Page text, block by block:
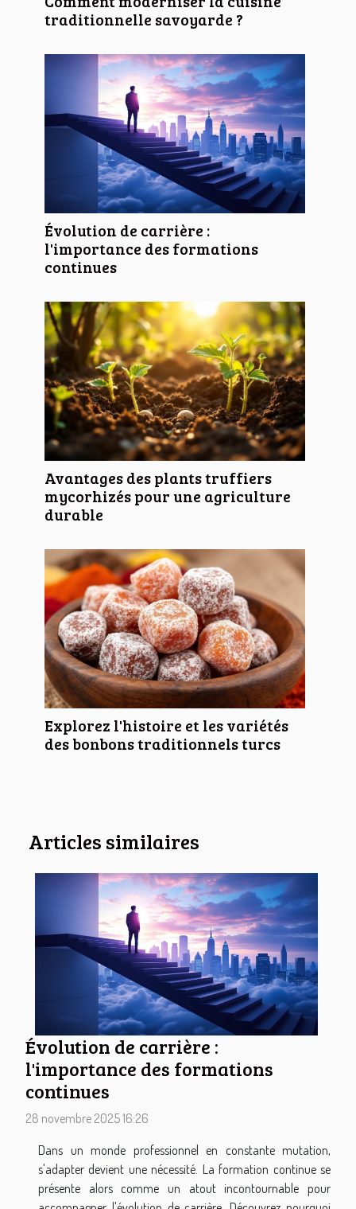
traditionnelle savoyarde ?
Évolution de carrière :
l'importance des formations
continues
Avantages des plants truffiers
mycorhizés pour une agriculture
durable
Explorez l'histoire et les variétés
des bonbons traditionnels turcs
Articles similaires
Évolution de carrière :
l'importance des formations
continues
28 novembre 2025 16:26
Dans un monde professionnel en constante mutation,
s'adapter devient une nécessité. La formation continue se
présente alors comme un atout incontournable pour